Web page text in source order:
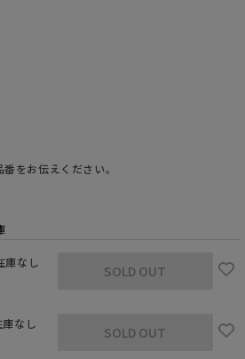
をお伝えください。
庫なし SOLD OUT
なし SOLD OUT